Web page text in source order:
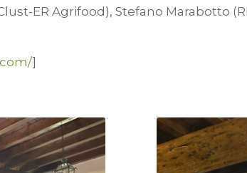
ER Agrifood), Stefano Marabotto
]